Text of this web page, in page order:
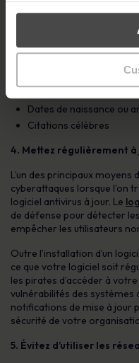
Le nom de parents
Dates de naissance ou
Citations célèbres
4. Mettez régulièrement
L’un des principaux
cyberattaques lorsque l’on
logiciel antivirus à jour. Le
de défense pour détecter
empêcher les utilisateurs
Outre l’installation d’un
ce que votre logiciel soit
les pirates d’accéder à
vulnérabilités des systèmes
notifications de mise à jour
sécurité de votre
5. Évitez d’utiliser les